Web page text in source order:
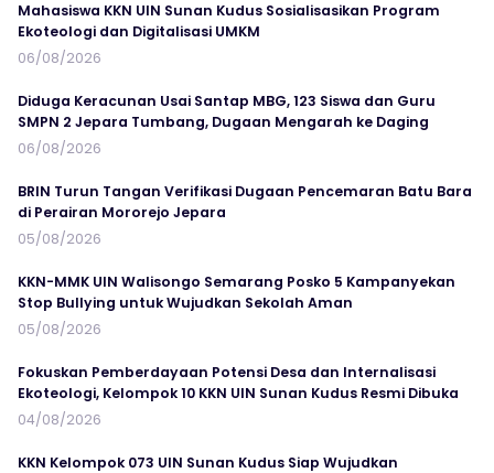
Mahasiswa KKN UIN Sunan Kudus Sosialisasikan Program
Ekoteologi dan Digitalisasi UMKM
06/08/2026
Diduga Keracunan Usai Santap MBG, 123 Siswa dan Guru
SMPN 2 Jepara Tumbang, Dugaan Mengarah ke Daging
06/08/2026
BRIN Turun Tangan Verifikasi Dugaan Pencemaran Batu Bara
di Perairan Mororejo Jepara
05/08/2026
KKN-MMK UIN Walisongo Semarang Posko 5 Kampanyekan
Stop Bullying untuk Wujudkan Sekolah Aman
05/08/2026
Fokuskan Pemberdayaan Potensi Desa dan Internalisasi
Ekoteologi, Kelompok 10 KKN UIN Sunan Kudus Resmi Dibuka
04/08/2026
KKN Kelompok 073 UIN Sunan Kudus Siap Wujudkan